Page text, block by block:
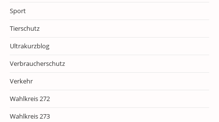
Sport
Tierschutz
Ultrakurzblog
Verbraucherschutz
Verkehr
Wahlkreis 272
Wahlkreis 273